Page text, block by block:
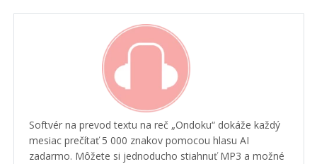
Softvér na prevod textu na reč „Ondoku“ dokáže každý
mesiac prečítať 5 000 znakov pomocou hlasu AI
zadarmo. Môžete si jednoducho stiahnuť MP3 a možné